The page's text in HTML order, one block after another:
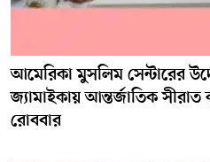
আমেরিকা মুসলিম সেন্টারের
জ্যামাইকায় আন্তর্জাতিক
রোববার